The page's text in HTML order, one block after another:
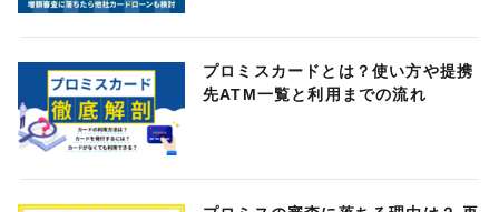
プロミスカードとは？使い方や提携
先ATM一覧と利用までの流れ